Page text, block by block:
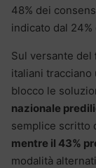
48% dei
indicato dal
Sul versante del
italiani
blocco le
nazionale
semplice scritto
mentre il 43%
modalità